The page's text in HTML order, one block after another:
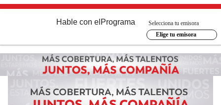
Hable con el Programa
Selecciona tu emisora
Elige tu emisora